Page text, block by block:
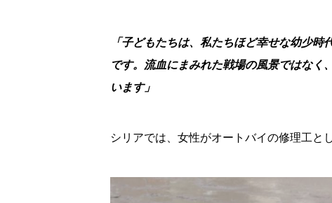
「子どもたちは、私たちほど幸せな幼少
です。流血にまみれた戦場の風景ではな
います」
シリアでは、女性がオートバイの修理工と